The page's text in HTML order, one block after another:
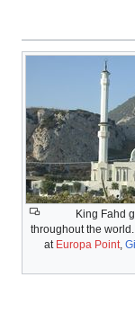
King Fahd
throughout the
at Europa Point,